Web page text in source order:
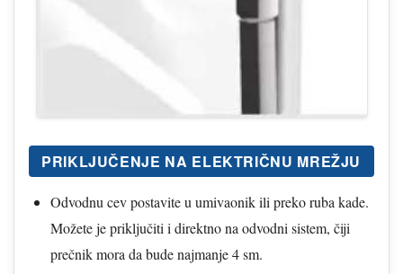
PRIKLJUČENJE NA ELEKTRIČNU MREŽJU
Odvodnu cev postavite u umivaonik ili preko ruba kade.
Možete je priključiti i direktno na odvodni sistem, čiji
prečnik mora da bude najmanje 4 sm.